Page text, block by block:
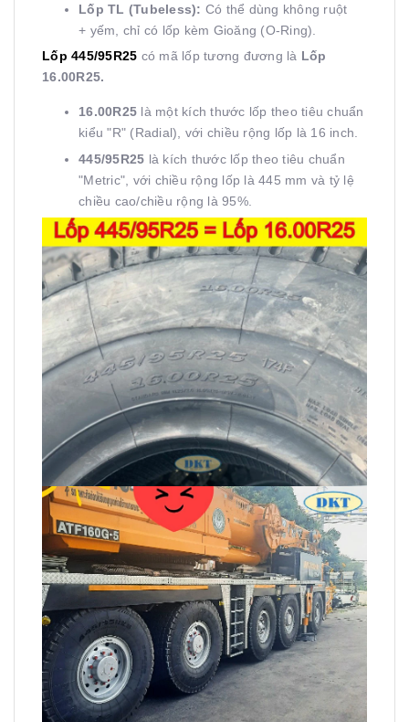
Lốp TL (Tubeless): Có thể dùng không ruột
+ yếm, chỉ có lốp kèm Gioăng (O-Ring).
Lốp 445/95R25 có mã lốp tương đương là Lốp
16.00R25.
16.00R25 là một kích thước lốp theo tiêu chuẩn
kiểu "R" (Radial), với chiều rộng lốp là 16 inch.
445/95R25 là kích thước lốp theo tiêu chuẩn
"Metric", với chiều rộng lốp là 445 mm và tỷ lệ
chiều cao/chiều rộng là 95%.